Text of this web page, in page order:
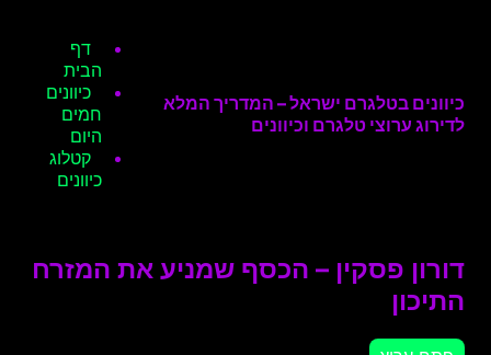
כיוונים בטלגרם ישראל – המדריך המלא
לדירוג ערוצי טלגרם וכיוונים
דף
הבית
כיוונים
חמים
היום
קטלוג
כיוונים
דורון פסקין – הכסף שמניע את המזרח
התיכון